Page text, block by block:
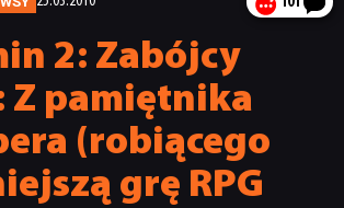
2: Zabójcy
Z pamiętnika
(robiącego
grę RPG